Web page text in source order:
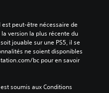
est peut-être nécessaire de
version la plus récente du
jouable sur une PS5, il se
ne soient disponibles
bc pour en savoir
soumis aux Conditions